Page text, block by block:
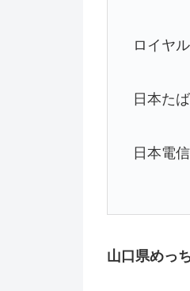
ロイヤ
日本た
日本電
山口県めっ